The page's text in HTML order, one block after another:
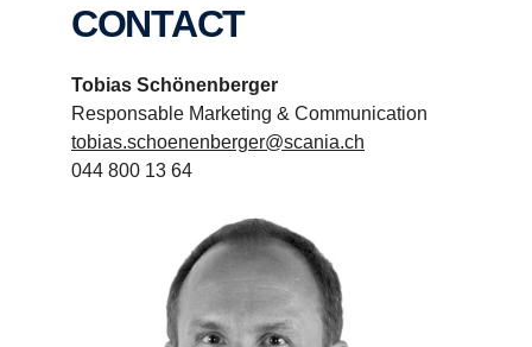
CONTACT
Tobias Schönenberger
Responsable Marketing & Communication
tobias.schoenenberger@scania.ch
044 800 13 64